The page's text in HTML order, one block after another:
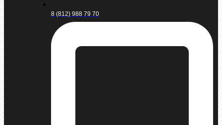
8 (812) 988 79 70